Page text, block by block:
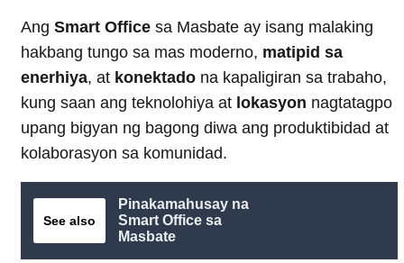
Ang Smart Office sa Masbate ay isang malaking
hakbang tungo sa mas moderno, matipid sa
enerhiya, at konektado na kapaligiran sa trabaho,
kung saan ang teknolohiya at lokasyon nagtatagpo
upang bigyan ng bagong diwa ang produktibidad at
kolaborasyon sa komunidad.
See also
Pinakamahusay na
Smart Office sa
Masbate